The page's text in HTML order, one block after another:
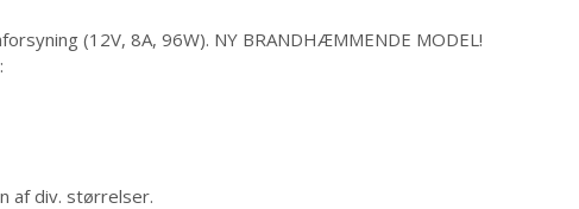
(12V, 8A, 96W). NY BRANDHÆMMENDE MODEL!
af div. størrelser.